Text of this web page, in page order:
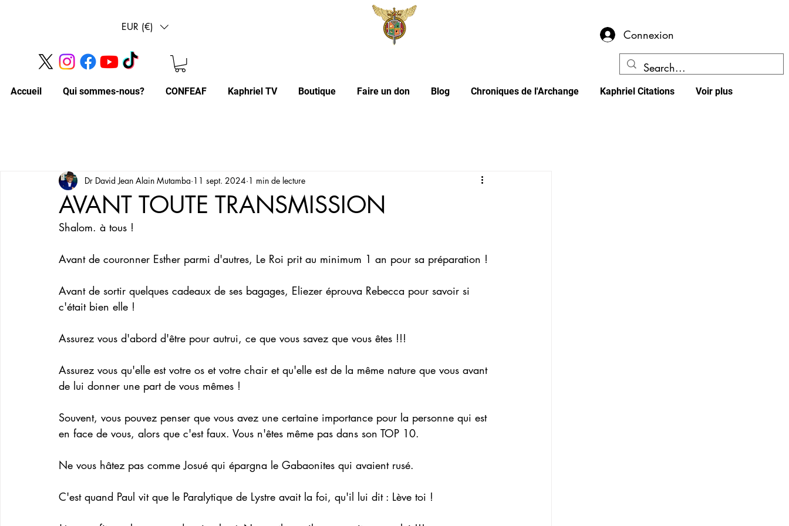
EUR (€)
Connexion
Accueil Qui sommes-nous? CONFEAF Kaphriel TV Boutique Faire un don Blog Chroniques de l'Archange Kaphriel Citations Voir plus
AVANT TOUTE TRANSMISSION
Dr David Jean Alain Mutamba 11 sept. 2024 1 min de lecture
Shalom. à tous !
Avant de couronner Esther parmi d'autres, Le Roi prit au minimum 1 an pour sa préparation !
Avant de sortir quelques cadeaux de ses bagages, Eliezer éprouva Rebecca pour savoir si
c'était bien elle !
Assurez vous d'abord d'être pour autrui, ce que vous savez que vous êtes !!!
Assurez vous qu'elle est votre os et votre chair et qu'elle est de la même nature que vous avant
de lui donner une part de vous mêmes !
Souvent, vous pouvez penser que vous avez une certaine importance pour la personne qui est
en face de vous, alors que c'est faux. Vous n'êtes même pas dans son TOP 10.
Ne vous hâtez pas comme Josué qui épargna le Gabaonites qui avaient rusé.
C'est quand Paul vit que le Paralytique de Lystre avait la foi, qu'il lui dit : Lève toi !